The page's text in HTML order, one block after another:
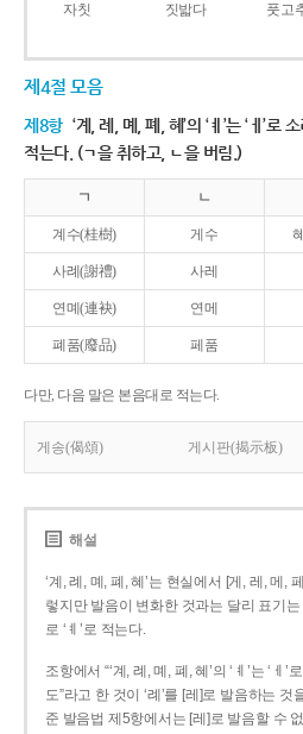
자칫
짓밟다 풋고
제4절 모음
제8항 ‘계, 례, 몌, 폐, 혜’의 ‘ㅖ’는 ‘ㅔ’로
적는다. (ㄱ을 취하고, ㄴ을 버림.)
ㄱ ㄴ
계수(桂樹) 게수
사례(謝禮) 사레
연몌(連袂) 연메
폐품(廢品) 페품
다만, 다음 말은 본음대로 적는다.
게송(偈頌) 게시판(揭示板)
해설
‘계, 례, 몌, 폐, 혜’는 현실에서 [게, 레, 메,
렇지만 발음이 변화한 것과는 달리 표기는
로 ‘ㅖ’로 적는다.
조항에서 “‘계, 례, 몌, 폐, 혜’의 ‘ㅖ’는 ‘ㅔ
도”라고 한 것이 ‘례’를 [레]로 발음하는
준 발음법 제5항에서는 [레]로 발음할 수